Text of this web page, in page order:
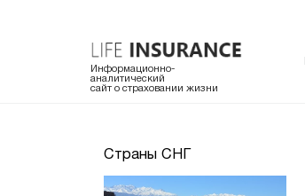
Информационно-
аналитический
сайт о страховании жизни
Страны СНГ